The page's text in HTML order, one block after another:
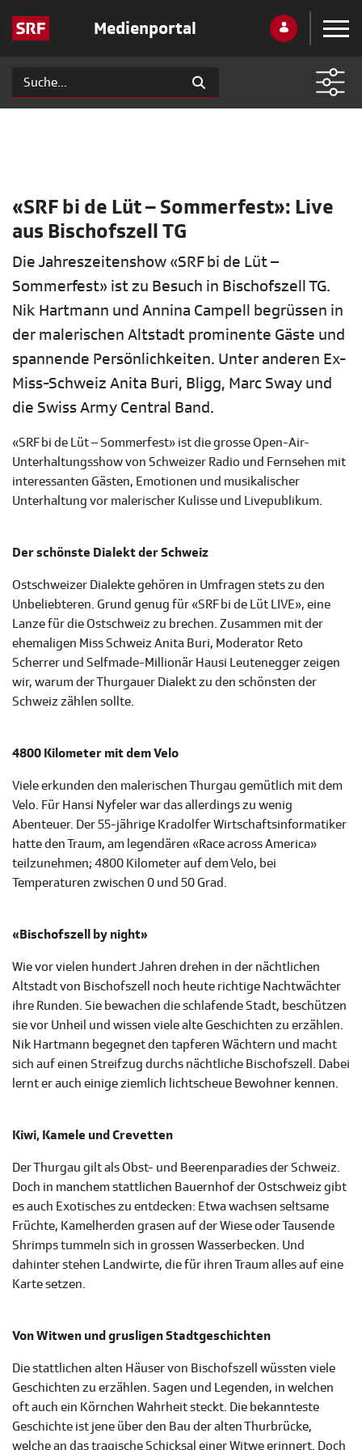
Medienportal
«SRF bi de Lüt – Sommerfest»: Live
aus Bischofszell TG
Die Jahreszeitenshow «SRF bi de Lüt –
Sommerfest» ist zu Besuch in Bischofszell TG.
Nik Hartmann und Annina Campell begrüssen in
der malerischen Altstadt prominente Gäste und
spannende Persönlichkeiten. Unter anderen Ex-
Miss-Schweiz Anita Buri, Bligg, Marc Sway und
die Swiss Army Central Band.
«SRF bi de Lüt – Sommerfest» ist die grosse Open-Air-
Unterhaltungsshow von Schweizer Radio und Fernsehen mit
interessanten Gästen, Emotionen und musikalischer
Unterhaltung vor malerischer Kulisse und Livepublikum.
Der schönste Dialekt der Schweiz
Ostschweizer Dialekte gehören in Umfragen stets zu den
Unbeliebteren. Grund genug für «SRF bi de Lüt LIVE», eine
Lanze für die Ostschweiz zu brechen. Zusammen mit der
ehemaligen Miss Schweiz Anita Buri, Moderator Reto
Scherrer und Selfmade-Millionär Hausi Leutenegger zeigen
wir, warum der Thurgauer Dialekt zu den schönsten der
Schweiz zählen sollte.
4800 Kilometer mit dem Velo
Viele erkunden den malerischen Thurgau gemütlich mit dem
Velo. Für Hansi Nyfeler war das allerdings zu wenig
Abenteuer. Der 55-jährige Kradolfer Wirtschaftsinformatiker
hatte den Traum, am legendären «Race across America»
teilzunehmen; 4800 Kilometer auf dem Velo, bei
Temperaturen zwischen 0 und 50 Grad.
«Bischofszell by night»
Wie vor vielen hundert Jahren drehen in der nächtlichen
Altstadt von Bischofszell noch heute richtige Nachtwächter
ihre Runden. Sie bewachen die schlafende Stadt, beschützen
sie vor Unheil und wissen viele alte Geschichten zu erzählen.
Nik Hartmann begegnet den tapferen Wächtern und macht
sich auf einen Streifzug durchs nächtliche Bischofszell. Dabei
lernt er auch einige ziemlich lichtscheue Bewohner kennen.
Kiwi, Kamele und Crevetten
Der Thurgau gilt als Obst- und Beerenparadies der Schweiz.
Doch in manchem stattlichen Bauernhof der Ostschweiz gibt
es auch Exotisches zu entdecken: Etwa wachsen seltsame
Früchte, Kamelherden grasen auf der Wiese oder Tausende
Shrimps tummeln sich in grossen Wasserbecken. Und
dahinter stehen Landwirte, die für ihren Traum alles auf eine
Karte setzen.
Von Witwen und grusligen Stadtgeschichten
Die stattlichen alten Häuser von Bischofszell wüssten viele
Geschichten zu erzählen. Sagen und Legenden, in welchen
oft auch ein Körnchen Wahrheit steckt. Die bekannteste
Geschichte ist jene über den Bau der alten Thurbrücke,
welche an das tragische Schicksal einer Witwe erinnert. Doch